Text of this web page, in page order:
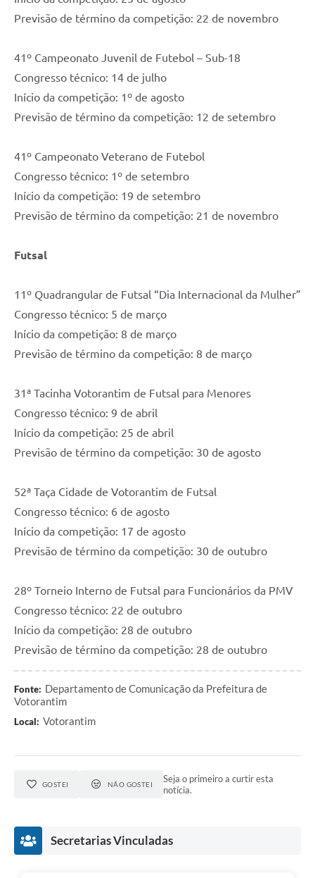
Previsão de término da competição: 22 de novembro
41º Campeonato Juvenil de Futebol – Sub-18
Congresso técnico: 14 de julho
Início da competição: 1º de agosto
Previsão de término da competição: 12 de setembro
41º Campeonato Veterano de Futebol
Congresso técnico: 1º de setembro
Início da competição: 19 de setembro
Previsão de término da competição: 21 de novembro
Futsal
11º Quadrangular de Futsal “Dia Internacional da Mulher”
Congresso técnico: 5 de março
Início da competição: 8 de março
Previsão de término da competição: 8 de março
31ª Tacinha Votorantim de Futsal para Menores
Congresso técnico: 9 de abril
Início da competição: 25 de abril
Previsão de término da competição: 30 de agosto
52ª Taça Cidade de Votorantim de Futsal
Congresso técnico: 6 de agosto
Início da competição: 17 de agosto
Previsão de término da competição: 30 de outubro
28º Torneio Interno de Futsal para Funcionários da PMV
Congresso técnico: 22 de outubro
Início da competição: 28 de outubro
Previsão de término da competição: 28 de outubro
Fonte: Departamento de Comunicação da Prefeitura de
Votorantim
Local: Votorantim
GOSTEI NÃO GOSTEI
Seja o primeiro a curtir esta
notícia.
Secretarias Vinculadas